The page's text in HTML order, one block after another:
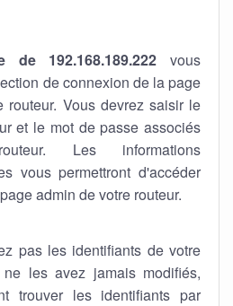
de 192.168.189.222 vous
de connexion de la page
routeur. Vous devrez saisir le
et le mot de passe associés
Les informations
vous permettront d'accéder
admin de votre routeur.
pas les identifiants de votre
les avez jamais modifiés,
trouver les identifiants par